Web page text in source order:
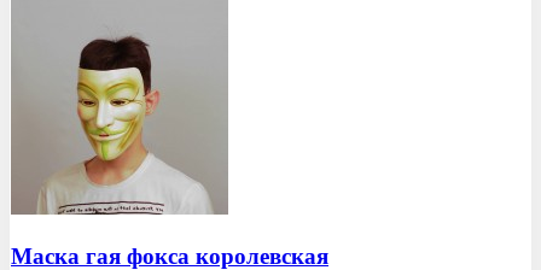
Маска гая фокса королевская